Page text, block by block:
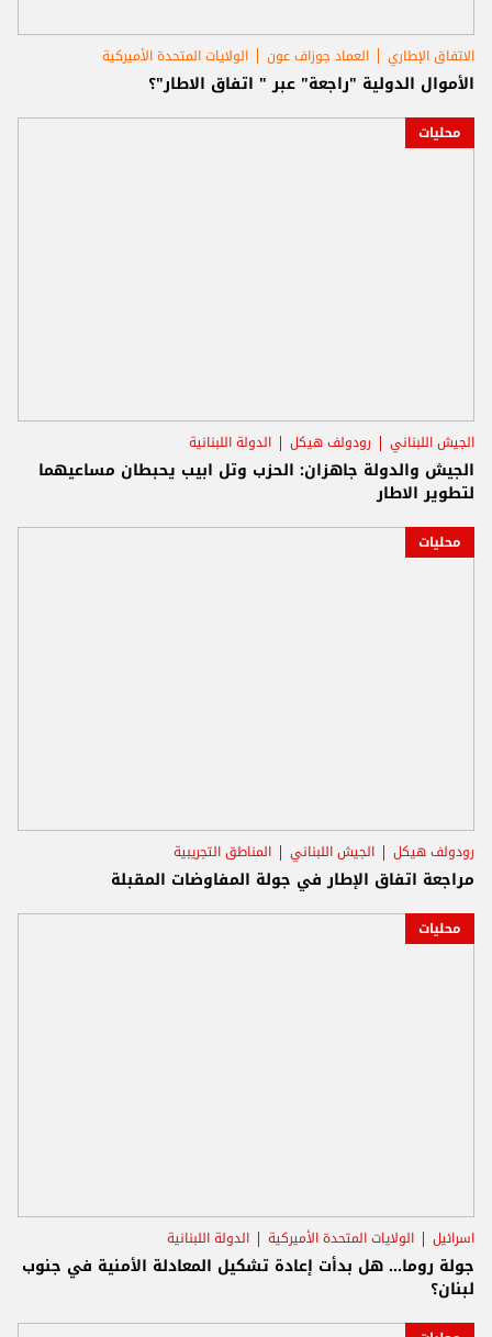
الاتفاق الإطاري العماد جوزاف عون الولايات المتحدة الأميركية
الأموال الدولية "راجعة" عبر " اتفاق الاطار"؟
محليات
الجيش اللبناني رودولف هيكل الدولة اللبنانية
الجيش والدولة جاهزان: الحزب وتل ابيب يحبطان مساعيهما
لتطوير الاطار
محليات
رودولف هيكل الجيش اللبناني المناطق التجريبية
مراجعة اتفاق الإطار في جولة المفاوضات المقبلة
محليات
اسرائيل الولايات المتحدة الأميركية الدولة اللبنانية
جولة روما… هل بدأت إعادة تشكيل المعادلة الأمنية في جنوب
لبنان؟